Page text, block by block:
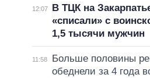
12:07
В ТЦК на
«списали» с
1,5 тысячи мужчин
11:58
Больше половины
обеднели за 4 года